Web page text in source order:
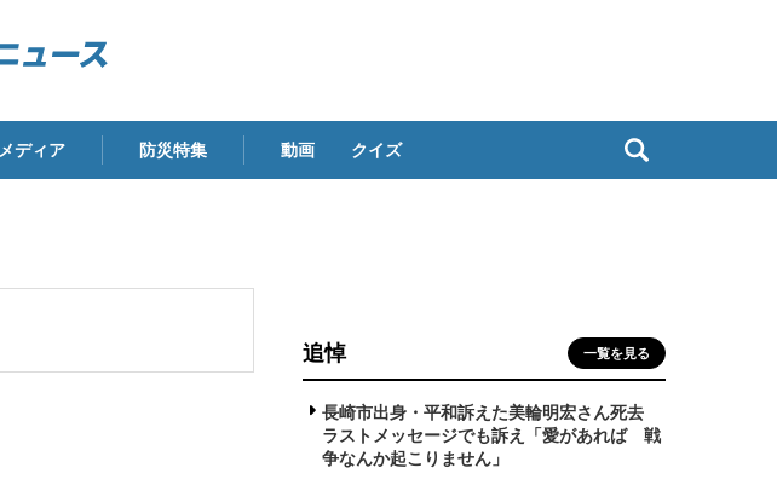
メディア 防災特集 動画 クイズ
追悼 一覧を見る
長崎市出身・平和訴えた美輪明宏さん死去
ラストメッセージでも訴え「愛があれば 戦
争なんか起こりません」